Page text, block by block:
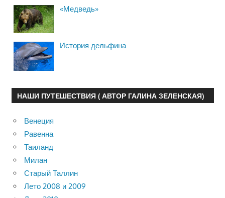
«Медведь»
История дельфина
НАШИ ПУТЕШЕСТВИЯ ( АВТОР ГАЛИНА ЗЕЛЕНСКАЯ)
Венеция
Равенна
Таиланд
Милан
Старый Таллин
Лето 2008 и 2009